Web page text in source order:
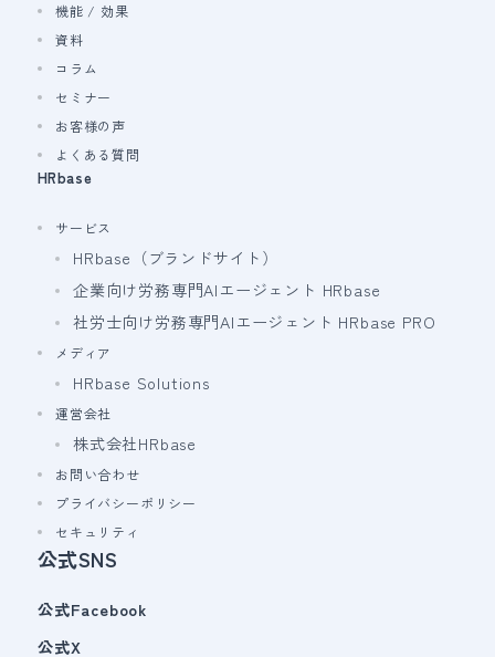
機能 / 効果
資料
コラム
セミナー
お客様の声
よくある質問
HRbase
サービス
HRbase（ブランドサイト）
企業向け労務専門AIエージェント HRbase
社労士向け労務専門AIエージェント HRbase PRO
メディア
HRbase Solutions
運営会社
株式会社HRbase
お問い合わせ
プライバシーポリシー
セキュリティ
公式SNS
公式Facebook
公式X